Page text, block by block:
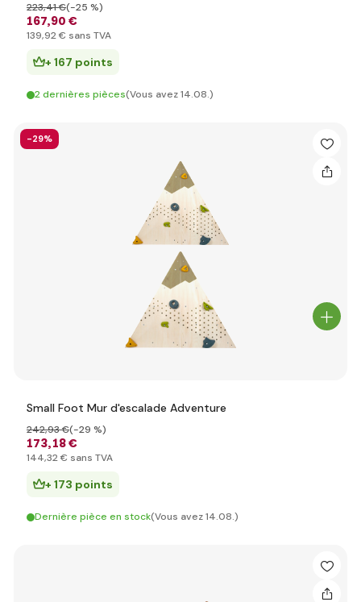
167,90 €
223,41 €(-25 %)
139,92 € sans TVA
+ 167 points
2 dernières pièces(Vous avez 14.08.)
-29%
Small Foot Mur d'escalade Adventure
173,18 €
242,93 €(-29 %)
144,32 € sans TVA
+ 173 points
Dernière pièce en stock(Vous avez 14.08.)